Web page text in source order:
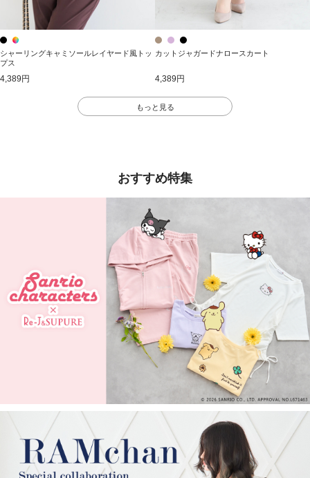
シャーリングキャミソールレイヤード風トッ
プス
4,389円
カットジャガードナロースカート
4,389円
もっと見る
おすすめ特集